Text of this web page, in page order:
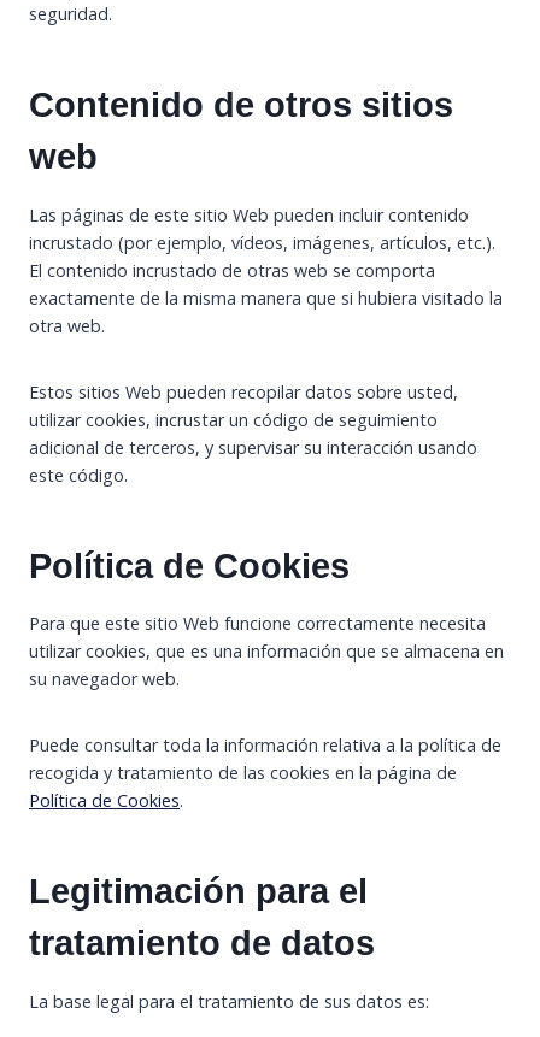
seguridad.
Contenido de otros sitios
web
Las páginas de este sitio Web pueden incluir contenido
incrustado (por ejemplo, vídeos, imágenes, artículos, etc.).
El contenido incrustado de otras web se comporta
exactamente de la misma manera que si hubiera visitado la
otra web.
Estos sitios Web pueden recopilar datos sobre usted,
utilizar cookies, incrustar un código de seguimiento
adicional de terceros, y supervisar su interacción usando
este código.
Política de Cookies
Para que este sitio Web funcione correctamente necesita
utilizar cookies, que es una información que se almacena en
su navegador web.
Puede consultar toda la información relativa a la política de
recogida y tratamiento de las cookies en la página de
Política de Cookies.
Legitimación para el
tratamiento de datos
La base legal para el tratamiento de sus datos es: